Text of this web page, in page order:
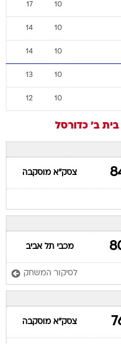
10
17
10
14
10
14
10
13
10
12
בית ב' כדורסל
צסק"א מוסקבה
מכבי תל אביב
לסיקור המשחק
צסק"א מוסקבה